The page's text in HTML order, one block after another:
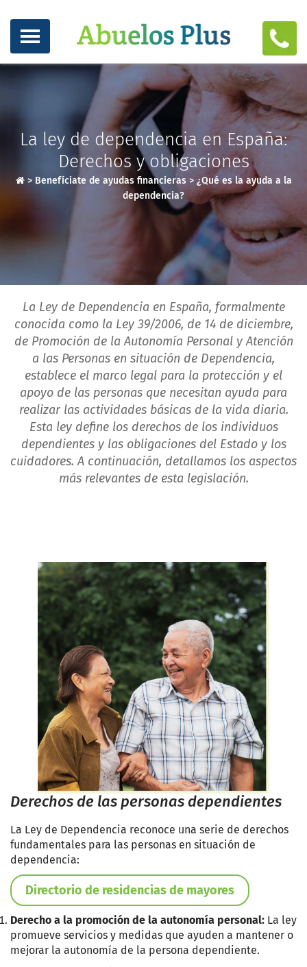
La ley de dependencia en España:
Derechos y obligaciones
> Benefíciate de ayudas financieras> ¿Qué es la ayuda a la
dependencia?
La Ley de Dependencia en España, formalmente
conocida como la Ley 39/2006, de 14 de diciembre,
de Promoción de la Autonomía Personal y Atención
a las Personas en situación de Dependencia,
establece el marco legal para la protección y el
apoyo de las personas que necesitan ayuda para
realizar las actividades básicas de la vida diaria.
Esta ley define los derechos de los individuos
dependientes y las obligaciones del Estado y los
cuidadores. A continuación, detallamos los aspectos
más relevantes de esta legislación.
Derechos de las personas dependientes
La Ley de Dependencia reconoce una serie de derechos
fundamentales para las personas en situación de
dependencia:
Directorio de residencias de mayores
Derecho a la promoción de la autonomía personal: La ley
promueve servicios y medidas que ayuden a mantener o
mejorar la autonomía de la persona dependiente.